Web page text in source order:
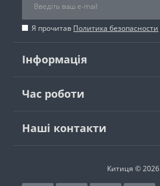
Я прочитав Политика безопасности
Інформація
Час роботи
Наші контакти
Китиця © 2026